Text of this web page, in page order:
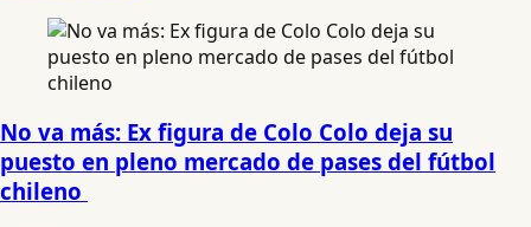
No va más: Ex figura de Colo Colo deja su
puesto en pleno mercado de pases del fútbol
chileno